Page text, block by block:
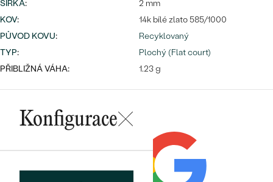
ŠÍŘKA:
2 mm
KOV:
14k bílé zlato 585/1000
PŮVOD KOVU:
Recyklovaný
TYP:
Plochý (Flat court)
PŘIBLIŽNÁ VÁHA:
1.23 g
Konfigurace